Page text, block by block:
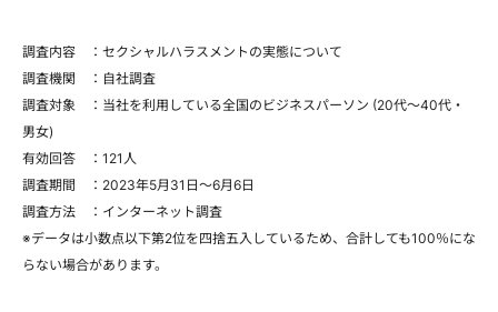
調査内容 ：セクシャルハラスメントの実態について
調査機関 ：自社調査
調査対象 ：当社を利用している全国のビジネスパーソン (20代～40代・
男女)
有効回答 ：121人
調査期間 ：2023年5月31日～6月6日
調査方法 ：インターネット調査
※データは小数点以下第2位を四捨五入しているため、合計しても100％にな
らない場合があります。